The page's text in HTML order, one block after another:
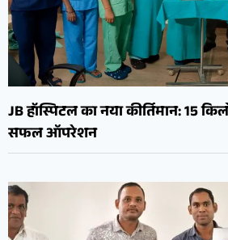
JB हॉस्पिटल का नया कीर्तिमान: 15
सफल ऑपरेशन